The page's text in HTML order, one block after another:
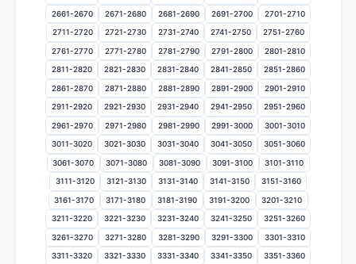
2661-2670 2671-2680 2681-2690 2691-2700 2701-2710
2711-2720 2721-2730 2731-2740 2741-2750 2751-2760
2761-2770 2771-2780 2781-2790 2791-2800 2801-2810
2811-2820 2821-2830 2831-2840 2841-2850 2851-2860
2861-2870 2871-2880 2881-2890 2891-2900 2901-2910
2911-2920 2921-2930 2931-2940 2941-2950 2951-2960
2961-2970 2971-2980 2981-2990 2991-3000 3001-3010
3011-3020 3021-3030 3031-3040 3041-3050 3051-3060
3061-3070 3071-3080 3081-3090 3091-3100 3101-3110
3111-3120 3121-3130 3131-3140 3141-3150 3151-3160
3161-3170 3171-3180 3181-3190 3191-3200 3201-3210
3211-3220 3221-3230 3231-3240 3241-3250 3251-3260
3261-3270 3271-3280 3281-3290 3291-3300 3301-3310
3311-3320 3321-3330 3331-3340 3341-3350 3351-3360